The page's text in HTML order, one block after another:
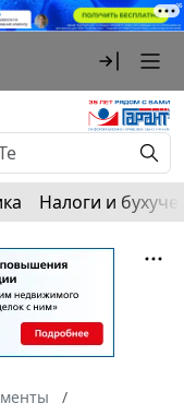
Налоги и